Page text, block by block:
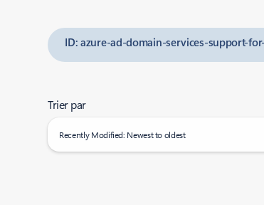
ID: azure-ad-domain-services-support-
Trier par
Recently Modified: Newest to oldest